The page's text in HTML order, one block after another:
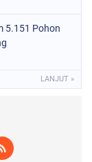
5.151 Pohon
LANJUT »